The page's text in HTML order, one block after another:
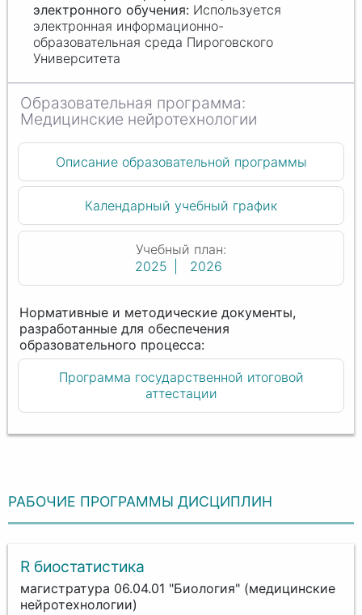
Используется
электронная информационно-
образовательная среда Пироговского
Университета
Медицинские нейротехнологии
Описание образовательной программы
Календарный учебный график
Учебный план:
2025
2026
Программа государственной итоговой
аттестации
РАБОЧИЕ ПРОГРАММЫ ДИСЦИПЛИН
R биостатистика
магистратура 06.04.01 "Биология" (медицинские
нейротехнологии)